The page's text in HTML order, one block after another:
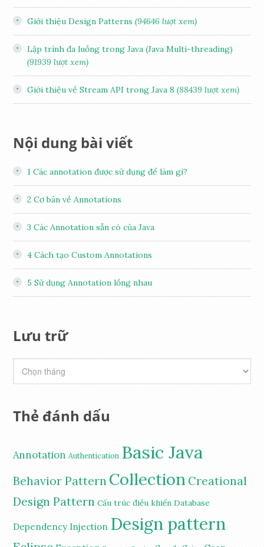
Giới thiệu Design Patterns(94646 lượt xem)
Lập trình đa luồng trong Java (Java Multi-threading)
(91939 lượt xem)
Giới thiệu về Stream API trong Java 8(88439 lượt xem)
Nội dung bài viết
1 Các annotation được sử dụng để làm gì?
2 Cơ bản về Annotations
3 Các Annotation sẵn có của Java
4 Cách tạo Custom Annotations
5 Sử dụng Annotation lồng nhau
Lưu trữ
Thẻ đánh dấu
Annotation Authentication Basic Java
Behavior Pattern Collection Creational
Design Pattern Cấu trúc điều khiển Database
Dependency Injection Design pattern